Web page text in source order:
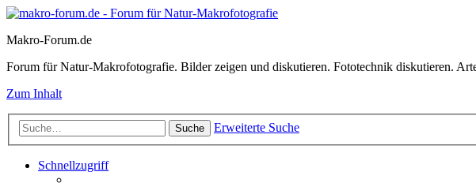
Makro-Forum.de
Forum für Natur-Makrofotografie. Bilder zeigen und diskutieren. Fototechnik diskutieren.
Zum Inhalt
Suche Erweiterte Suche
Schnellzugriff